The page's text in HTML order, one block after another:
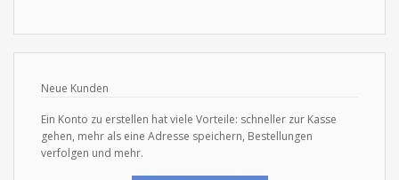
Neue Kunden
Ein Konto zu erstellen hat viele Vorteile: schneller zur Kasse
gehen, mehr als eine Adresse speichern, Bestellungen
verfolgen und mehr.